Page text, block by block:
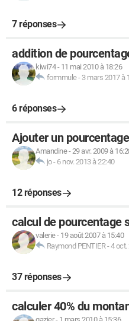
7 réponses
addition de
kiwi74- 11 mai 2010 à 18:26
formmule- 3 mars 2017 à
6 réponses
Ajouter un
Amandine-29 avr. 2009 à
jo- 6 nov. 2013 à 22:40
12 réponses
calcul de pourcentage
valerie- 19 août 2007 à 15:40
Raymond PENTIER-4 oct.
37 réponses
calculer 40% du